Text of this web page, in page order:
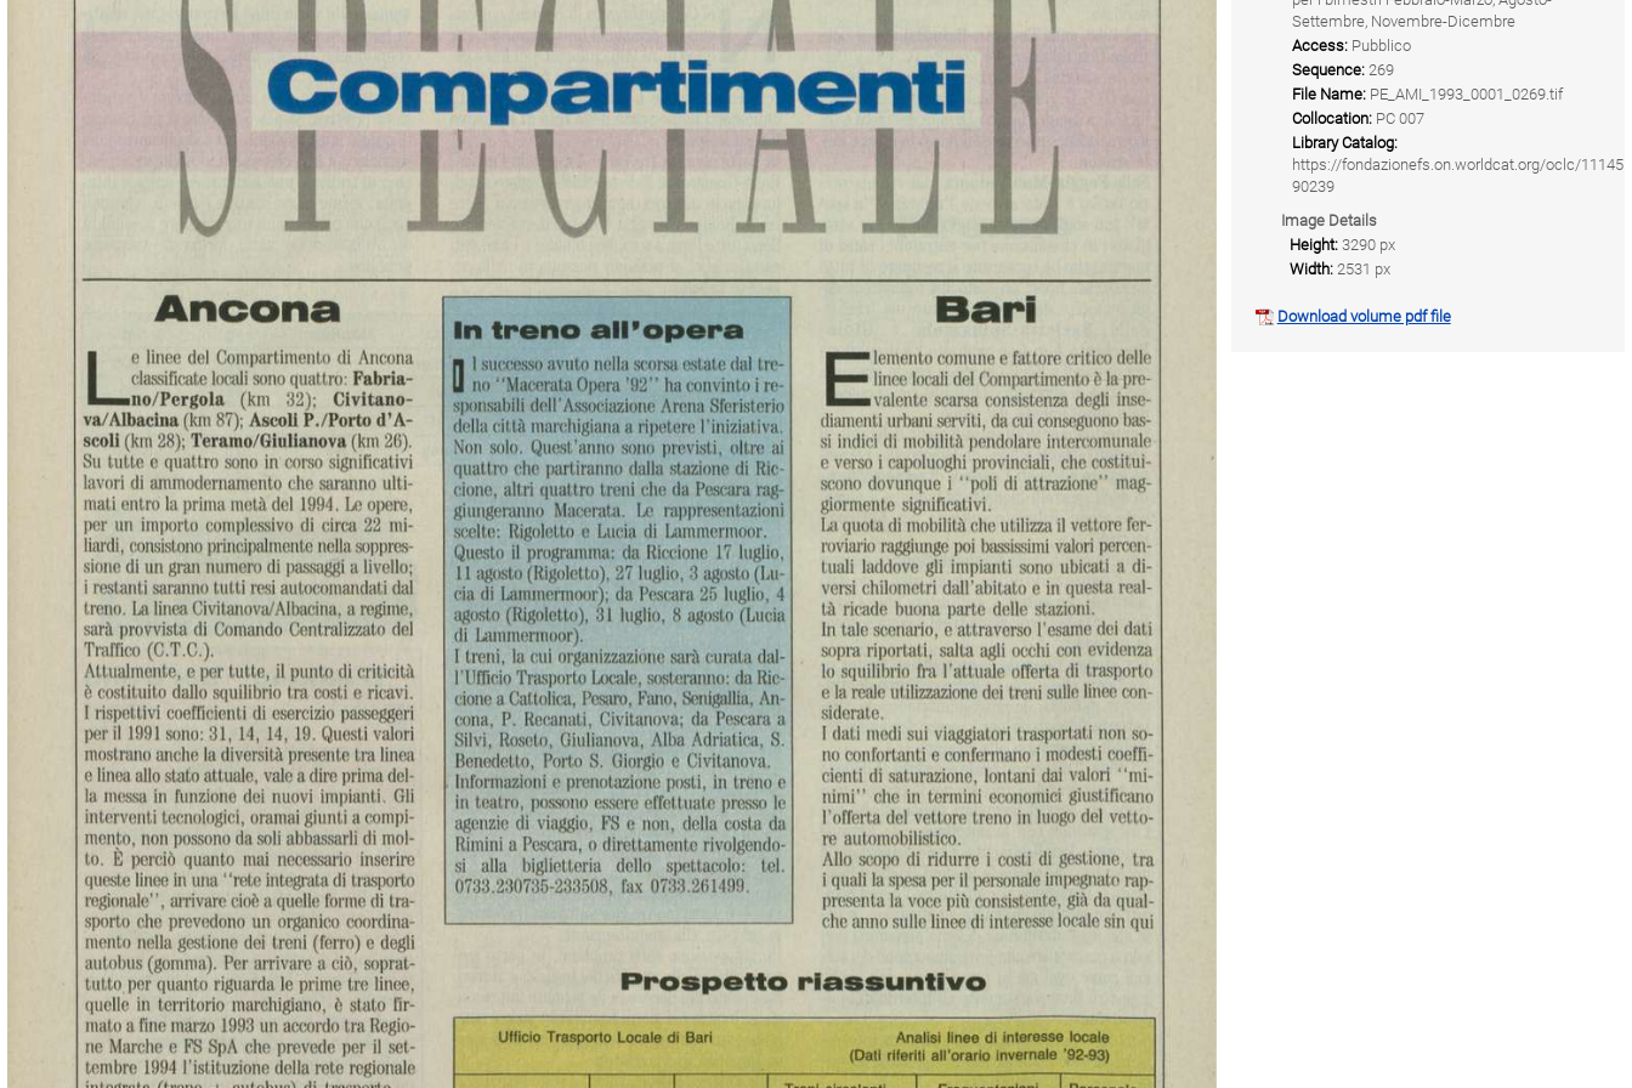
Settembre, Novembre-Dicembre
Access: Pubblico
Sequence: 269
File Name: PE_AMI_1993_0001_0269.tif
Collocation: PC 007
Library Catalog:
https://fondazionefs.on.worldcat.org/oclc/11145
90239
Image Details
Height: 3290 px
Width: 2531 px
Download volume pdf file